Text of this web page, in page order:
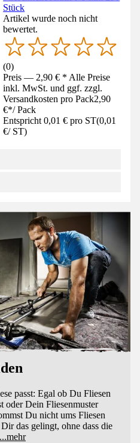
Stück
Artikel wurde noch nicht
bewertet.
(0)
Preis — 2,90 € * Alle Preise
inkl. MwSt. und ggf. zzgl.
Versandkosten pro Pack2,90
€*/ Pack
Entspricht 0,01 € pro ST(0,01
€/ ST)
passt: Egal ob Du Fliesen
oder Dein Fliesenmuster
Du nicht ums Fliesen
das gelingt, ohne dass die
...mehr